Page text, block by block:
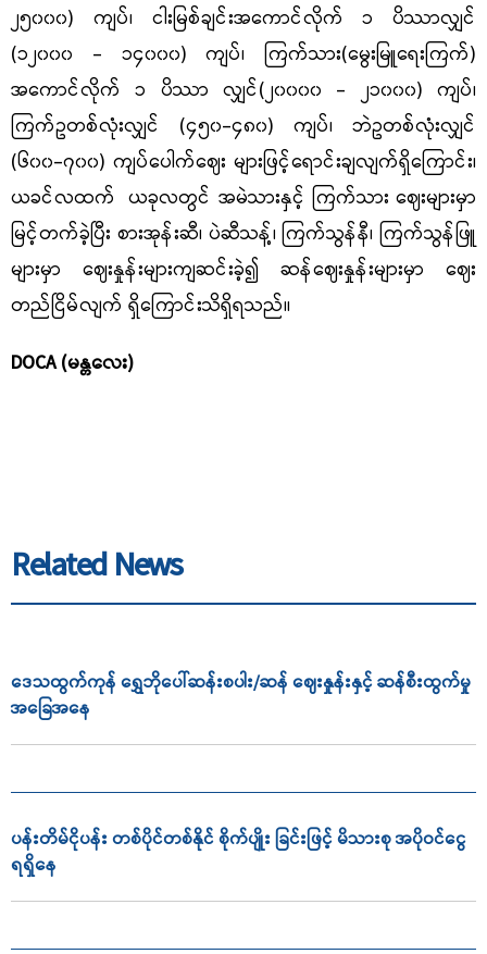
၂၅၀၀၀) ကျပ်၊ ငါးမြစ်ချင်းအကောင်လိုက် ၁ ပိဿာလျှင်
(၁၂၀၀၀ - ၁၄၀၀၀) ကျပ်၊ ကြက်သား(မွေးမြူရေးကြက်)
အကောင်လိုက် ၁ ပိဿာ လျှင်(၂၀၀၀၀ - ၂၁၀၀၀) ကျပ်၊
ကြက်ဥတစ်လုံးလျှင် (၄၅၀-၄၈၀) ကျပ်၊ ဘဲဥတစ်လုံးလျှင်
(၆၀၀-၇၀၀) ကျပ်ပေါက်ဈေး များဖြင့်ရောင်းချလျက်ရှိကြောင်း၊
ယခင်လထက် ယခုလတွင် အမဲသားနှင့် ကြက်သား ဈေးများမှာ
မြင့်တက်ခဲ့ပြီး စားအုန်းဆီ၊ ပဲဆီသန့်၊ ကြက်သွန်နီ၊ ကြက်သွန်ဖြူ
များမှာ ဈေးနှုန်းများကျဆင်းခဲ့၍ ဆန်ဈေးနှုန်းများမှာ ဈေး
တည်ငြိမ်လျက် ရှိကြောင်းသိရှိရသည်။
DOCA (မန္တလေး)
Related News
ဒေသထွက်ကုန် ရွှေဘိုပေါ်ဆန်းစပါး/ဆန် ဈေးနှုန်းနှင့် ဆန်စီးထွက်မှု
အခြေအနေ
ပန်းတိမ်ငိုပန်း တစ်ပိုင်တစ်နိုင် စိုက်ပျိုး ခြင်းဖြင့် မိသားစု အပိုဝင်ငွေ
ရရှိနေ